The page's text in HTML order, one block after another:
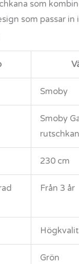
som
som passar in
Smoby
Smoby
230 cm
Från 3 år
Grön